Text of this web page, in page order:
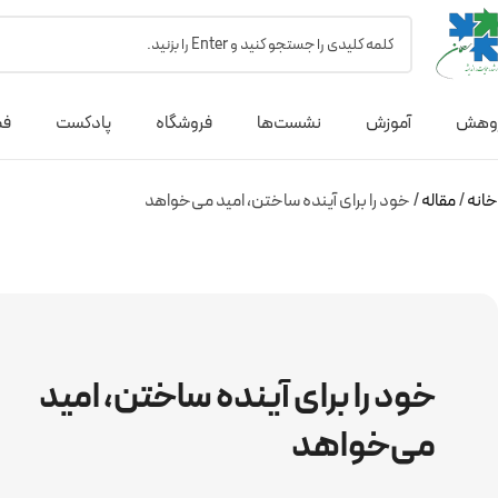
آموزش نشست‌ها فروشگاه پادکست
خانه مقاله خود را برای آینده ساختن، امید می‌خواهد
خود را برای آینده ساختن، امید
می‌خواهد